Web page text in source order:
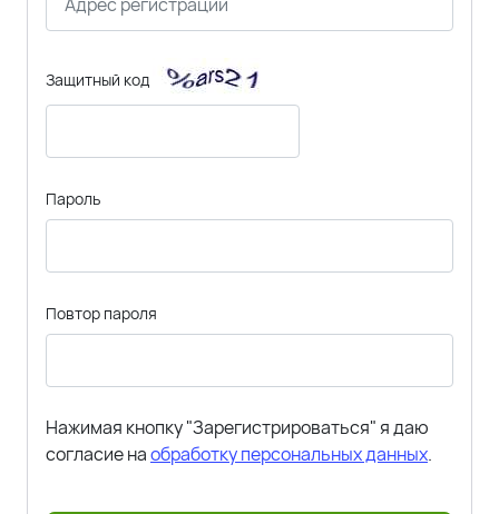
Защитный код
Пароль
Повтор пароля
Нажимая кнопку "Зарегистрироваться" я даю
согласие наобработку персональных данных.